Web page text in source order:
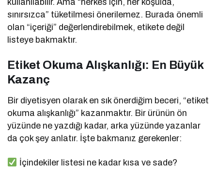
sınırsızca” tüketilmesi önerilemez. Burada önemli
olan “içeriği” değerlendirebilmek, etikete değil
listeye bakmaktır.
Etiket Okuma Alışkanlığı: En Büyük
Kazanç
Bir diyetisyen olarak en sık önerdiğim beceri, “etiket
okuma alışkanlığı” kazanmaktır. Bir ürünün ön
yüzünde ne yazdığı kadar, arka yüzünde yazanlar
da çok şey anlatır. İşte bakmanız gerekenler:
İçindekiler listesi ne kadar kısa ve sade?